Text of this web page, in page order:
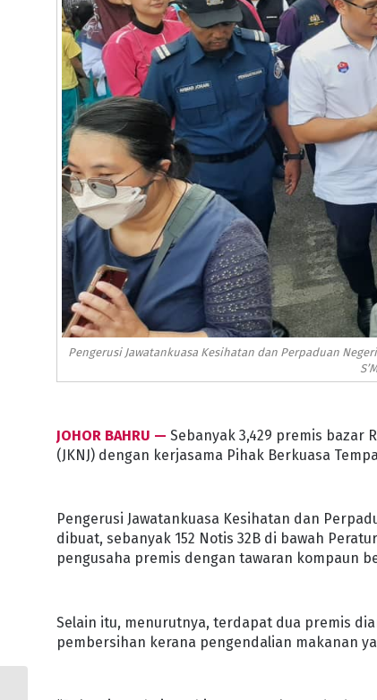
Pengerusi Jawatankuasa Kesihatan dan Perpaduan
JOHOR BAHRU — Sebanyak 3,429 premis bazar
(JKNJ) dengan kerjasama Pihak Berkuasa
Pengerusi Jawatankuasa Kesihatan dan
dibuat, sebanyak 152 Notis 32B di bawah
pengusaha premis dengan tawaran kompaun
Selain itu, menurutnya, terdapat dua premis
pembersihan kerana pengendalian makanan